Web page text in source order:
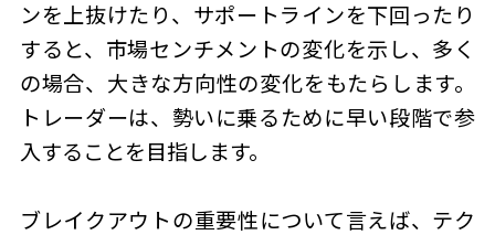
ンを上抜けたり、サポートラインを下回ったり
すると、市場センチメントの変化を示し、多く
の場合、大きな方向性の変化をもたらします。
トレーダーは、勢いに乗るために早い段階で参
入することを目指します。
ブレイクアウトの重要性について言えば、テク